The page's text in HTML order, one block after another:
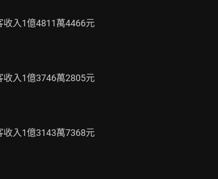
入1億4811萬4466元
入1億3746萬2805元
入1億3143萬7368元